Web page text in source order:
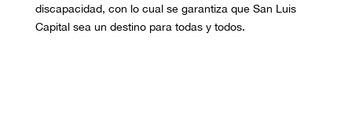
discapacidad, con lo cual se garantiza que San Luis
Capital sea un destino para todas y todos.